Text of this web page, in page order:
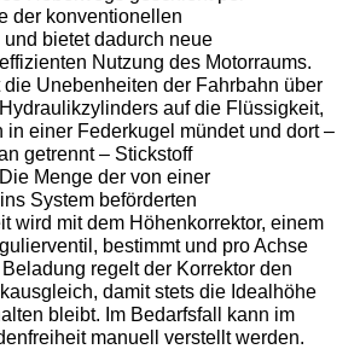
der konventionellen
bietet dadurch neue
Nutzung des Motorraums.
die Unebenheiten der Fahrbahn über
auf die Flüssigkeit,
in einer Federkugel mündet und dort –
getrennt – Stickstoff
Menge der von einer
System beförderten
wird mit dem Höhenkorrektor, einem
bestimmt und pro Achse
regelt der Korrektor den
damit stets die Idealhöhe
bleibt. Im Bedarfsfall kann im
manuell verstellt werden.